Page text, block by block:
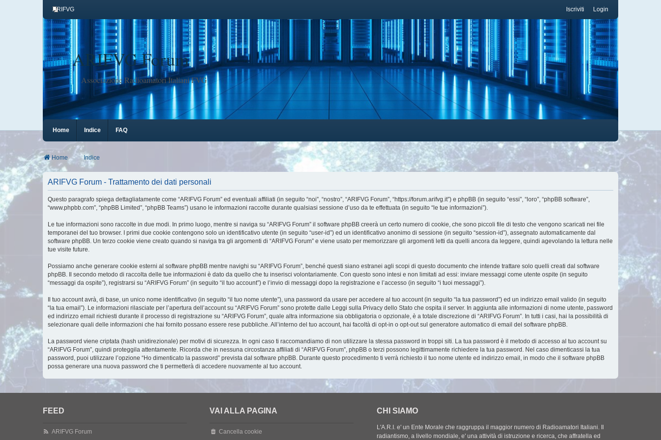
Login
Iscriviti
ARIFVG
ARIFVG Forum
Associazione Radioamatori Italiani FVG
Home Indice FAQ
Home Indice
ARIFVG Forum - Trattamento dei dati personali
Questo paragrafo spiega dettagliatamente come “ARIFVG Forum” ed eventuali affiliati (in seguito “noi”, “nostro”, “ARIFVG Forum”, “https://forum.arifvg.it”) e phpBB (in seguito “essi”, “loro”, “phpBB software”,
“www.phpbb.com”, “phpBB Limited”, “phpBB Teams”) usano le informazioni raccolte durante qualsiasi sessione d’uso da te effettuata (in seguito “le tue informazioni”).
Le tue informazioni sono raccolte in due modi. In primo luogo, mentre si naviga su “ARIFVG Forum” il software phpBB creerà un certo numero di cookie, che sono piccoli file di testo che vengono scaricati nei file
temporanei del tuo browser. I primi due cookie contengono solo un identificativo utente (in seguito “user-id”) ed un identificativo anonimo di sessione (in seguito “session-id”), assegnato automaticamente dal
software phpBB. Un terzo cookie viene creato quando si naviga tra gli argomenti di “ARIFVG Forum” e viene usato per memorizzare gli argomenti letti da quelli ancora da leggere, quindi agevolando la lettura nelle
tue visite future.
Possiamo anche generare cookie esterni al software phpBB mentre navighi su “ARIFVG Forum”, benché questi siano estranei agli scopi di questo documento che intende trattare solo quelli creati dal software
phpBB. Il secondo metodo di raccolta delle tue informazioni è dato da quello che tu inserisci volontariamente. Con questo sono intesi e non limitati ad essi: inviare messaggi come utente ospite (in seguito
“messaggi da ospite”), registrarsi su “ARIFVG Forum” (in seguito “il tuo account”) e l’invio di messaggi dopo la registrazione e l’accesso (in seguito “i tuoi messaggi”).
Il tuo account avrà, di base, un unico nome identificativo (in seguito “il tuo nome utente”), una password da usare per accedere al tuo account (in seguito “la tua password”) ed un indirizzo email valido (in seguito
“la tua email”). Le informazioni rilasciate per l’apertura dell’account su “ARIFVG Forum” sono protette dalle Leggi sulla Privacy dello Stato che ospita il server. In aggiunta alle informazioni di nome utente, password
ed indirizzo email richiesti durante il processo di registrazione su “ARIFVG Forum”, quale altra informazione sia obbligatoria o opzionale, è a totale discrezione di “ARIFVG Forum”. In tutti i casi, hai la possibilità di
selezionare quali delle informazioni che hai fornito possano essere rese pubbliche. All’interno del tuo account, hai facoltà di opt-in o opt-out sul generatore automatico di email del software phpBB.
La password viene criptata (hash unidirezionale) per motivi di sicurezza. In ogni caso ti raccomandiamo di non utilizzare la stessa password in troppi siti. La tua password è il metodo di accesso al tuo account su
“ARIFVG Forum”, quindi proteggila attentamente. Ricorda che in nessuna circostanza affiliati di “ARIFVG Forum”, phpBB o terzi possono legittimamente richiedere la tua password. Nel caso dimenticassi la tua
password, puoi utilizzare l’opzione “Ho dimenticato la password” prevista dal software phpBB. Durante questo procedimento ti verrà richiesto il tuo nome utente ed indirizzo email, in modo che il software phpBB
possa generare una nuova password che ti permetterà di accedere nuovamente al tuo account.
FEED
ARIFVG Forum
VAI ALLA PAGINA
Cancella cookie
CHI SIAMO
L'A.R.I. e' un Ente Morale che raggruppa il maggior numero di Radioamatori Italiani. Il
radiantismo, a livello mondiale, e' una attività di istruzione e ricerca, che affratella ed